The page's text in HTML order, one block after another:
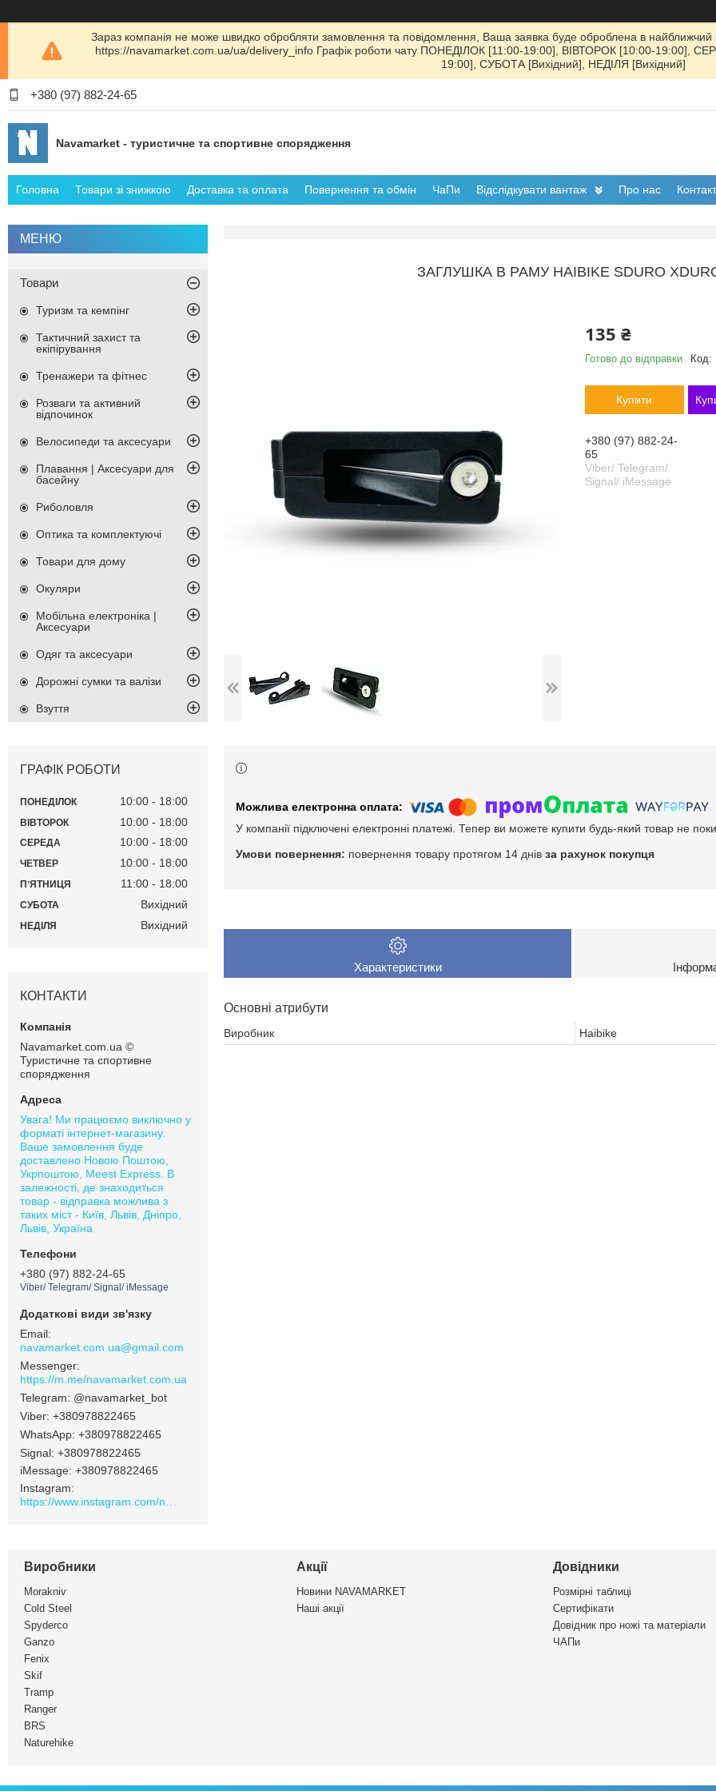
Зараз компанія не може швидко обробляти замовлення та повідомлення, Ваша заявка буде оброблена в найближчий
https://navamarket.com.ua/ua/delivery_info Графік роботи чату ПОНЕДІЛОК [11:00-19:00], ВІВТОРОК [10:00-19:00],
19:00], СУБОТА [Вихідний], НЕДІЛЯ [Вихідний]
+380 (97) 882-24-65
Navamarket - туристичне та спортивне спорядження
Головна Товари зі знижкою Доставка та оплата Повернення та обмін ЧаПи Відслідкувати вантаж Про нас
ЗАГЛУШКА В РАМУ HAIBIKE SDURO
135 ₴
Готово до відправки Код:
Купити
+380 (97) 882-24-
65
Viber/ Telegram/
Signal/ iMessage
У компанії підключені електронні платежі. Тепер ви можете купити будь-який товар не
повернення товару протягом 14 днів за рахунок покупця
Характеристики
Основні атрибути
Виробник Haibike
Товари
Туризм та кемпінг
Тактичний захист та
екіпірування
Тренажери та фітнес
Розваги та активний
відпочинок
Велосипеди та аксесуари
Плавання | Аксесуари для
басейну
Риболовля
Оптика та комплектуючі
Товари для дому
Окуляри
Мобільна електроніка |
Аксесуари
Одяг та аксесуари
Дорожні сумки та валізи
Взуття
ГРАФІК РОБОТИ
ПОНЕДІЛОК 10:00 18:00
ВІВТОРОК 10:00 18:00
СЕРЕДА 10:00 18:00
ЧЕТВЕР 10:00 18:00
ПʼЯТНИЦЯ 11:00 18:00
СУБОТА Вихідний
НЕДІЛЯ Вихідний
КОНТАКТИ
Navamarket.com.ua ©
Туристичне та спортивне
спорядження
Увага! Ми працюємо виключно у
форматі інтернет-магазину.
Ваше замовлення буде
доставлено Новою Поштою,
Укрпоштою, Meest Express. В
залежності, де знаходиться
товар - відправка можлива з
таких міст - Київ, Львів, Дніпро,
Львів, Україна
+380 (97) 882-24-65
Viber/ Telegram/ Signal/ iMessage
navamarket.com.ua@gmail.com
https://m.me/navamarket.com.ua
@navamarket_bot
+380978822465
+380978822465
Signal +380978822465
iMessage +380978822465
Instagram
Виробники
Morakniv
Cold Steel
Spyderco
Ganzo
Fenix
Skif
Tramp
Ranger
BRS
Naturehike
Акції
Новини NAVAMARKET
Наші акції
Довідники
Розмірні таблиці
Сертифікати
Довідник про ножі та матеріали
ЧАПи